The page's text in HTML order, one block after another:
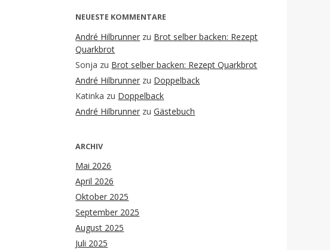
NEUESTE KOMMENTARE
André Hilbrunner zu Brot selber backen: Rezept
Quarkbrot
Sonja zu Brot selber backen: Rezept Quarkbrot
André Hilbrunner zu Doppelback
Katinka zu Doppelback
André Hilbrunner zuGästebuch
ARCHIV
Mai 2026
April 2026
Oktober 2025
September 2025
August 2025
Juli 2025